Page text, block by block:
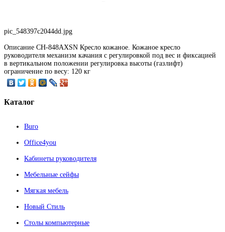
pic_548397c2044dd.jpg
Описание CH-848AXSN Кресло кожаное. Кожаное кресло
руководителя механизм качания с регулировкой под вес и фиксацией
в вертикальном положении регулировка высоты (газлифт)
ограничение по весу: 120 кг
Каталог
Buro
Office4you
Кабинеты руководителя
Мебельные сейфы
Мягкая мебель
Новый Стиль
Столы компьютерные